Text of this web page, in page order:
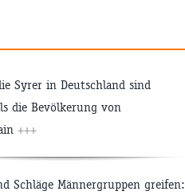
Syrer in Deutschland sind
die Bevölkerung von
+++
Schläge Männergruppen greifen: